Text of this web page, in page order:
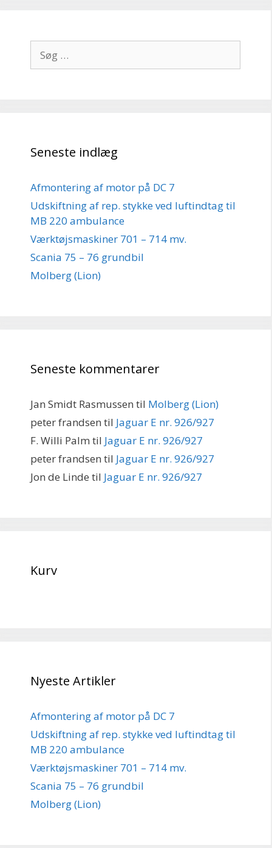
efter:
Seneste indlæg
Afmontering af motor på DC 7
Udskiftning af rep. stykke ved luftindtag til
MB 220 ambulance
Værktøjsmaskiner 701 – 714 mv.
Scania 75 – 76 grundbil
Molberg (Lion)
Seneste kommentarer
Jan Smidt Rasmussen til Molberg (Lion)
peter frandsen til Jaguar E nr. 926/927
F. Willi Palm til Jaguar E nr. 926/927
peter frandsen til Jaguar E nr. 926/927
Jon de Linde til Jaguar E nr. 926/927
Kurv
Nyeste Artikler
Afmontering af motor på DC 7
Udskiftning af rep. stykke ved luftindtag til
MB 220 ambulance
Værktøjsmaskiner 701 – 714 mv.
Scania 75 – 76 grundbil
Molberg (Lion)